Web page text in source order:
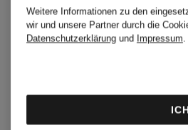
Weitere Informationen zu den
wir und unsere Partner durch die
Datenschutzerklärungund Impressum.